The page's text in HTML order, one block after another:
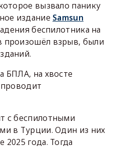
вызвало панику
издание Samsun
беспилотника на
взрыв, были
БПЛА, на хвосте
с беспилотными
в Турции. Один из них
2025 года. Тогда